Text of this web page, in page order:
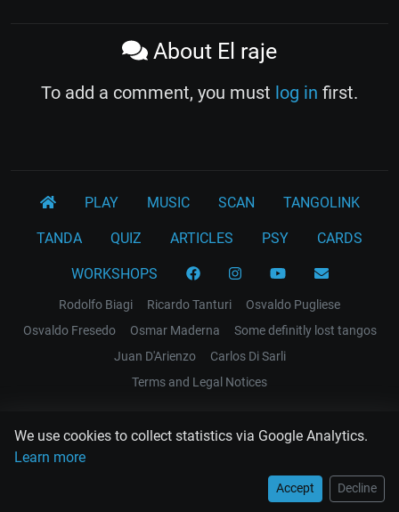
We use cookies to collect statistics via Google Analytics.
Learn more
Accept Decline
About El raje
To add a comment, you must log in first.
PLAY MUSIC SCAN TANGOLINK
TANDA QUIZ ARTICLES PSY CARDS
WORKSHOPS
Rodolfo Biagi Ricardo Tanturi
Osvaldo Pugliese
Osvaldo Fresedo
Osmar Maderna
Some definitly lost tangos
Juan D'Arienzo
Carlos Di Sarli
Terms and Legal Notices
EL RECODO TANGO